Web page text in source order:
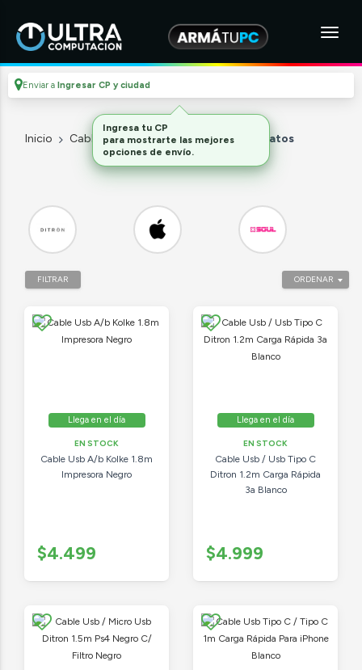
Enviar a Ingresar CP y ciudad
Inicio Cables Y Adaptadores Cables de datos
ORDENAR
FILTRAR
Llega en el día
EN STOCK
Cable Usb A/b Kolke 1.8m
Impresora Negro
$4.499
Llega en el día
EN STOCK
Cable Usb / Usb Tipo C
Ditron 1.2m Carga Rápida
3a Blanco
$4.999
Ingresa tu CP
para mostrarte las mejores
opciones de envío.